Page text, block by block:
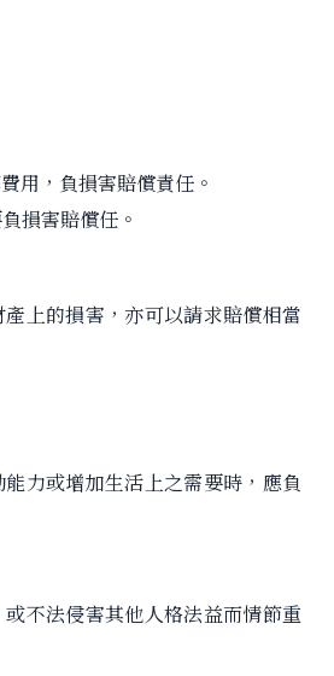
用，負損害賠償責任。
損害賠償任。
上的損害，亦可以請求賠償相當
力或增加生活上之需要時，應負
不法侵害其他人格法益而情節重